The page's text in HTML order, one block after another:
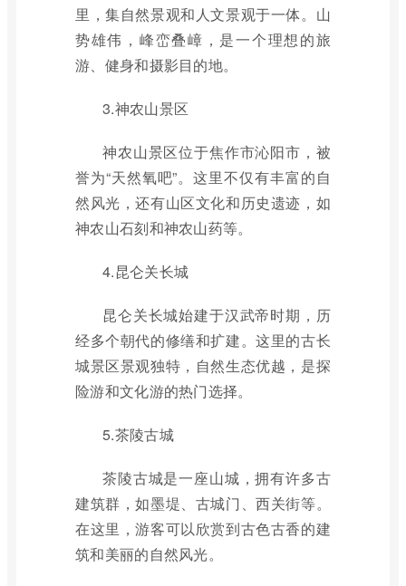
里，集自然景观和人文景观于一体。山
势雄伟，峰峦叠嶂，是一个理想的旅
游、健身和摄影目的地。
3.神农山景区
神农山景区位于焦作市沁阳市，被
誉为“天然氧吧”。这里不仅有丰富的自
然风光，还有山区文化和历史遗迹，如
神农山石刻和神农山药等。
4.昆仑关长城
昆仑关长城始建于汉武帝时期，历
经多个朝代的修缮和扩建。这里的古长
城景区景观独特，自然生态优越，是探
险游和文化游的热门选择。
5.茶陵古城
茶陵古城是一座山城，拥有许多古
建筑群，如墨堤、古城门、西关街等。
在这里，游客可以欣赏到古色古香的建
筑和美丽的自然风光。